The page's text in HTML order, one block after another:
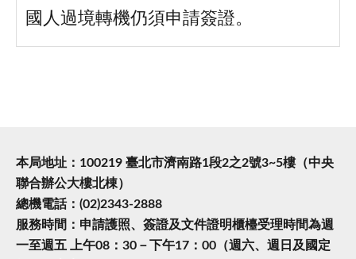
國人過境轉機仍須申請簽證。
本局地址：100219 臺北市濟南路1段2之2號3~5樓（中央
聯合辦公大樓北棟）
總機電話：(02)2343-2888
服務時間：申請護照、簽證及文件證明櫃檯受理時間為週
一至週五 上午08：30－下午17：00（週六、週日及國定